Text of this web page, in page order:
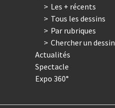
Les + récents
Tous les dessins
Par rubriques
Chercher un dessin
Actualités
Spectacle
Expo 360°